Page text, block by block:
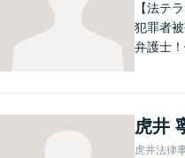
【法テ
犯罪者
弁護士
虎井
虎井法律